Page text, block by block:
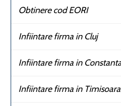
Obtinere cod EORI
Infiintare firma in Cluj
Infiintare firma in
Infiintare firma in Timisoara